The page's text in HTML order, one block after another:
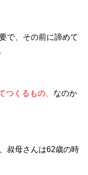
で、その前に諦めて
つくるもの、 なのか
叔母さんは62歳の時